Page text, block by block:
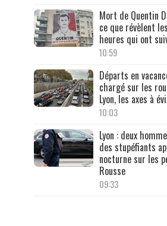
Mort de Quentin
ce que révèlent
heures qui ont
10:59
Départs en
chargé sur les
Lyon, les axes à
10:03
Lyon : deux
des stupéfiants
nocturne sur les
Rousse
09:33